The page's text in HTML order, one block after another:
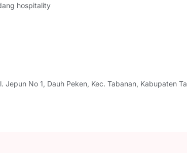
hospitality
Jepun No 1, Dauh Peken, Kec. Tabanan, Kabupaten